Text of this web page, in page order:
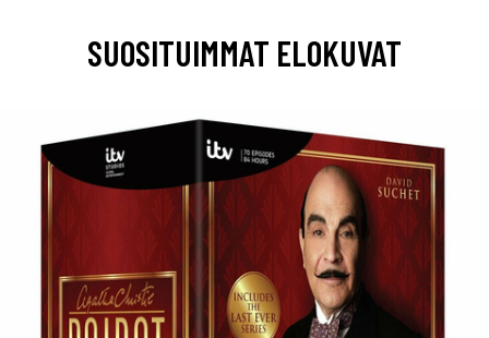
SUOSITUIMMAT ELOKUVAT